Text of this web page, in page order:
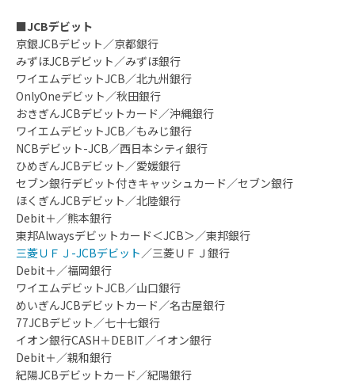
■JCBデビット
京銀JCBデビット／京都銀行
みずほJCBデビット／みずほ銀行
ワイエムデビットJCB／北九州銀行
OnlyOneデビット／秋田銀行
おきぎんJCBデビットカード／沖縄銀行
ワイエムデビットJCB／もみじ銀行
NCBデビット-JCB／西日本シティ銀行
ひめぎんJCBデビット／愛媛銀行
セブン銀行デビット付きキャッシュカード／セブン銀行
ほくぎんJCBデビット／北陸銀行
Debit＋／熊本銀行
東邦Alwaysデビットカード＜JCB＞／東邦銀行
三菱ＵＦＪ-JCBデビット ／三菱ＵＦＪ銀行
Debit＋／福岡銀行
ワイエムデビットJCB／山口銀行
めいぎんJCBデビットカード／名古屋銀行
77JCBデビット／七十七銀行
イオン銀行CASH＋DEBIT／イオン銀行
Debit＋／親和銀行
紀陽JCBデビットカード／紀陽銀行